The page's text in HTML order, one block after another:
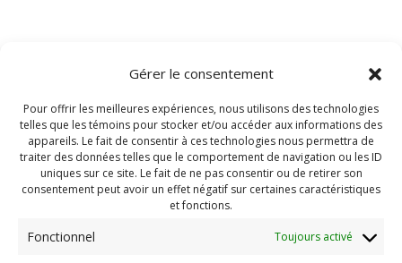
Gérer le consentement
Pour offrir les meilleures expériences, nous utilisons des technologies
telles que les témoins pour stocker et/ou accéder aux informations des
appareils. Le fait de consentir à ces technologies nous permettra de
traiter des données telles que le comportement de navigation ou les ID
uniques sur ce site. Le fait de ne pas consentir ou de retirer son
consentement peut avoir un effet négatif sur certaines caractéristiques
et fonctions.
Fonctionnel Toujours activé